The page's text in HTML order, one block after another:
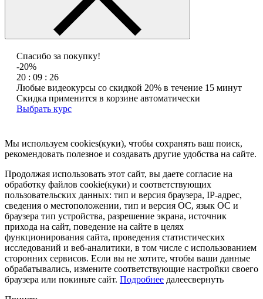
Спасибо за покупку!
-20%
20 : 09 : 26
Любые видеокурсы со скидкой 20% в течение 15 минут
Скидка применится в корзине автоматически
Выбрать курс
Мы используем cookies(куки), чтобы сохранять ваш поиск,
рекомендовать полезное и создавать другие удобства на сайте.
Продолжая использовать этот сайт, вы даете согласие на
обработку файлов cookie(куки) и соответствующих
пользовательских данных: тип и версия браузера, IP-адрес,
сведения о местоположении, тип и версия ОС, язык ОС и
браузера тип устройства, разрешение экрана, источник
прихода на сайт, поведение на сайте в целях
функционирования сайта, проведения статистических
исследований и веб-аналитики, в том числе с использованием
сторонних сервисов. Если вы не хотите, чтобы ваши данные
обрабатывались, измените соответствующие настройки своего
браузера или покиньте сайт. Подробнее далеесвернуть